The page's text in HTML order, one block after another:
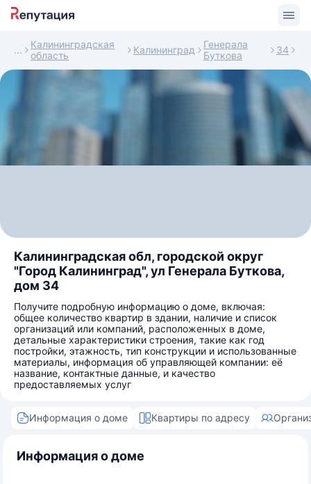
Калининградская
область
Калининград
Генерала
Буткова
34
Калининградская обл, городской округ
"Город Калининград", ул Генерала Буткова,
дом 34
Получите подробную информацию о доме, включая:
общее количество квартир в здании, наличие и список
организаций или компаний, расположенных в доме,
детальные характеристики строения, такие как год
постройки, этажность, тип конструкции и использованные
материалы, информация об управляющей компании: её
название, контактные данные, и качество
предоставляемых услуг
Информация о доме Квартиры по адресу
Информация о доме